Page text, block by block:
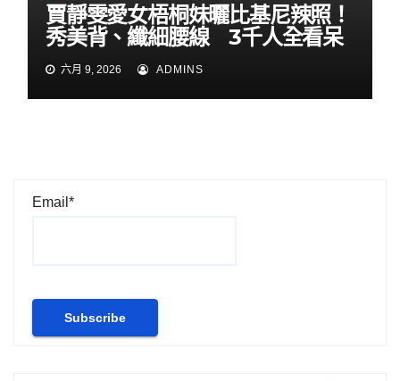
賈靜雯愛女梧桐妹曬比基尼辣照！
秀美背、纖細腰線 3千人全看呆
六月 9, 2026 ADMINS
Email*